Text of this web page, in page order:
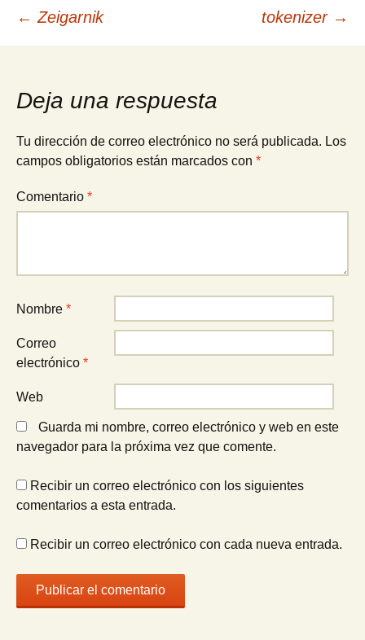
Navegación
de
entradas
← Zeigarnik tokenizer →
Deja una respuesta
Tu dirección de correo electrónico no será publicada. Los
campos obligatorios están marcados con *
Comentario *
Nombre *
Correo
electrónico *
Web
Guarda mi nombre, correo electrónico y web en este
navegador para la próxima vez que comente.
Recibir un correo electrónico con los siguientes
comentarios a esta entrada.
Recibir un correo electrónico con cada nueva entrada.